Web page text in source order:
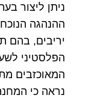
ניתן ליצור
ההנהגה
יריבים, בהם
הפלסטיני
המאוכזבים
נראה כי